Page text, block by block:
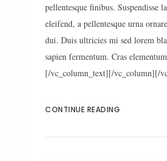
pellentesque finibus. Suspendisse
eleifend, a pellentesque urna
dui. Duis ultricies mi sed lorem
sapien fermentum. Cras
[/vc_column_text][/vc_column][/
CONTINUE READING